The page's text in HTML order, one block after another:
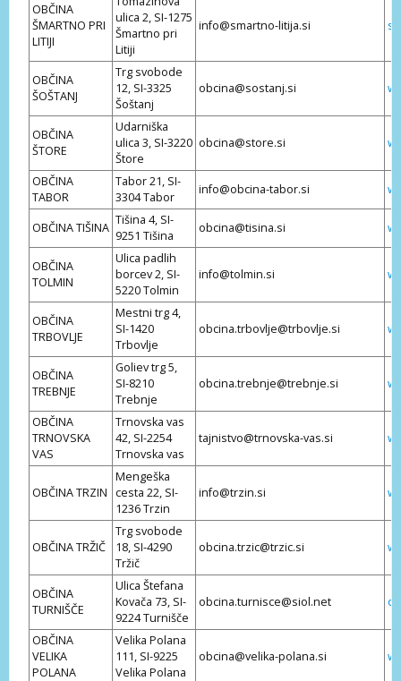
OBČINA
ŠMARTNO PRI
LITIJI
ulica 2, SI-1275
Šmartno pri
Litiji
info@smartno-litija.si
OBČINA
ŠOŠTANJ
Trg svobode
12, SI-3325
Šoštanj
obcina@sostanj.si
OBČINA
ŠTORE
Udarniška
ulica 3, SI-3220
Štore
obcina@store.si
OBČINA
TABOR
Tabor 21, SI-
3304 Tabor
info@obcina-tabor.si
OBČINA TIŠINA
Tišina 4, SI-
9251 Tišina
obcina@tisina.si
OBČINA
TOLMIN
Ulica padlih
borcev 2, SI-
5220 Tolmin
info@tolmin.si
OBČINA
TRBOVLJE
Mestni trg 4,
SI-1420
Trbovlje
obcina.trbovlje@trbovlje.si
OBČINA
TREBNJE
Goliev trg 5,
SI-8210
Trebnje
obcina.trebnje@trebnje.si
OBČINA
TRNOVSKA
VAS
Trnovska vas
42, SI-2254
Trnovska vas
tajnistvo@trnovska-vas.si
OBČINA TRZIN
Mengeška
cesta 22, SI-
1236 Trzin
info@trzin.si
OBČINA TRŽIČ
Trg svobode
18, SI-4290
Tržič
obcina.trzic@trzic.si
OBČINA
TURNIŠČE
Ulica Štefana
Kovača 73, SI-
9224 Turnišče
obcina.turnisce@siol.net
OBČINA
VELIKA
POLANA
Velika Polana
111, SI-9225
Velika Polana
obcina@velika-polana.si